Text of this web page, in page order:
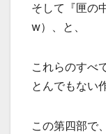
そして『匣の
w）、と、
これらのすべ
とんでもない
この第四部で、